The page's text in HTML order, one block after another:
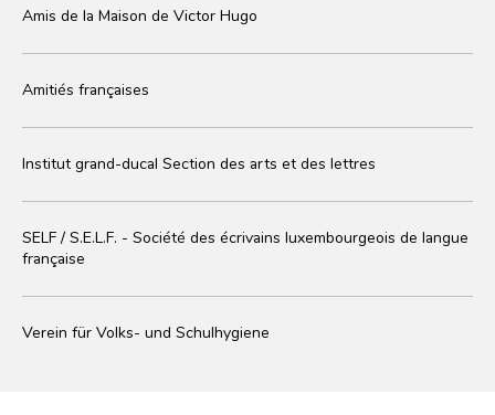
Amis de la Maison de Victor Hugo
Amitiés françaises
Institut grand-ducal Section des arts et des lettres
SELF / S.E.L.F. - Société des écrivains luxembourgeois de langue
française
Verein für Volks- und Schulhygiene